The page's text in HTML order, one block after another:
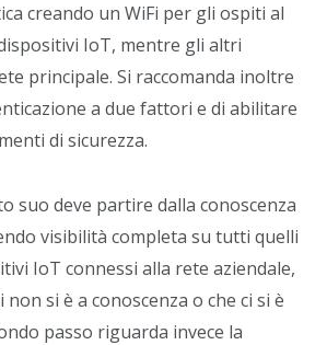
creando un WiFi per gli ospiti al
IoT, mentre gli altri
principale. Si raccomanda inoltre
a due fattori e di abilitare
di sicurezza.
suo deve partire dalla conoscenza
visibilità completa su tutti quelli
IoT connessi alla rete aziendale,
si è a conoscenza o che ci si è
passo riguarda invece la